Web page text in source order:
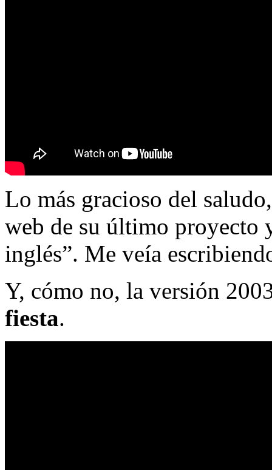
Lo más gracioso del
web de su último proyecto
inglés”. Me veía
Y, cómo no, la versión
fiesta.